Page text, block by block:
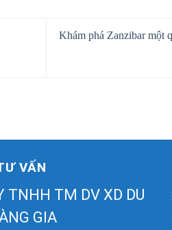
Khám phá Zanzibar một
VẤN
TNHH TM DV XD DU
GIA